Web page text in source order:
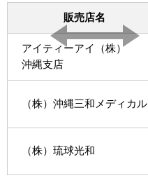
販売店名
アイティーアイ（株）
沖縄支店
（株）沖縄三和メディカル
（株）琉球光和